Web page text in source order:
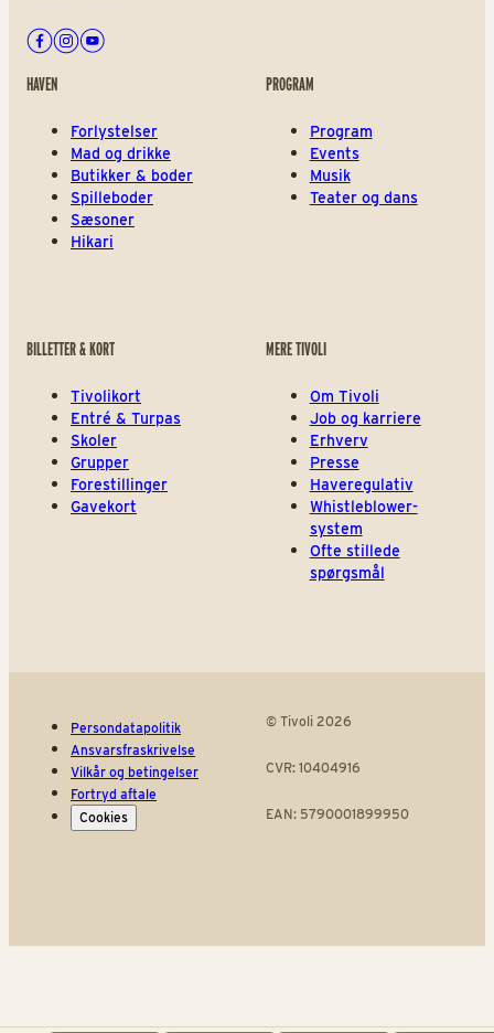
Facebook
Instagram
Youtube
HAVEN
Forlystelser
Mad og drikke
Butikker & boder
Spilleboder
Sæsoner
Hikari
PROGRAM
Program
Events
Musik
Teater og dans
BILLETTER & KORT
Tivolikort
Entré & Turpas
Skoler
Grupper
Forestillinger
Gavekort
MERE TIVOLI
Om Tivoli
Job og karriere
Erhverv
Presse
Haveregulativ
Whistleblower-
system
Ofte stillede
spørgsmål
Persondatapolitik
Ansvarsfraskrivelse
Vilkår og betingelser
Fortryd aftale
Cookies
© Tivoli 2026
CVR: 10404916
EAN: 5790001899950